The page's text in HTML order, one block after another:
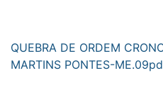
QUEBRA DE ORDEM
MARTINS PONTES-